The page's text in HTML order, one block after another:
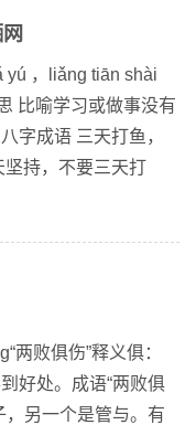
yú ，liǎng tiān shài
比喻学习或做事没有
字成语 三天打鱼，
持，不要三天打
两败俱伤”释义俱：
好处。成语“两败俱
，另一个是管与。有